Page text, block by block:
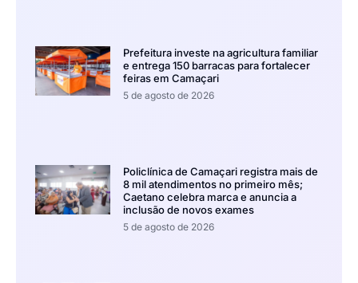
Prefeitura investe na agricultura familiar
e entrega 150 barracas para fortalecer
feiras em Camaçari
5 de agosto de 2026
Policlínica de Camaçari registra mais de
8 mil atendimentos no primeiro mês;
Caetano celebra marca e anuncia a
inclusão de novos exames
5 de agosto de 2026